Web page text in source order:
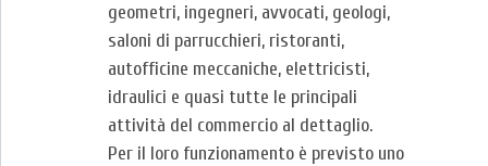
geometri, ingegneri, avvocati, geologi,
saloni di parrucchieri, ristoranti,
autofficine meccaniche, elettricisti,
idraulici e quasi tutte le principali
attività del commercio al dettaglio.
Per il loro funzionamento è previsto uno